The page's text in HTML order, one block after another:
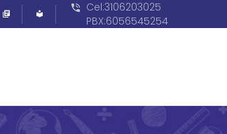
Cel:3106203025
PBX:6056545254